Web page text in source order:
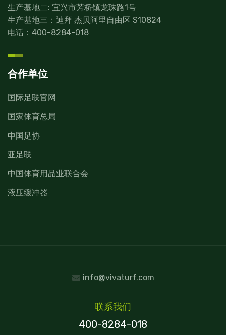
生产基地二: 宜兴市芳桥镇龙珠路1号
生产基地三：迪拜 杰贝阿里自由区 S10824
电话： 400-8284-018
合作单位
国际足联官网
国家体育总局
中国足协
亚足联
中国体育用品业联合会
液压缓冲器
info@vivaturf.com
联系我们
400-8284-018